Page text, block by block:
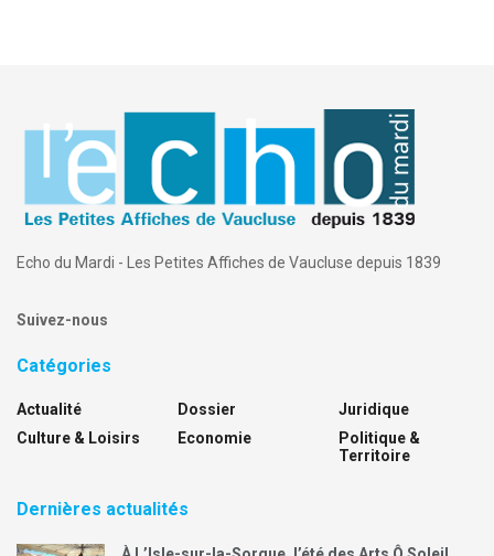
Echo du Mardi - Les Petites Affiches de Vaucluse depuis 1839
Suivez-nous
Catégories
Actualité
Culture & Loisirs
Dossier
Economie
Juridique
Politique &
Territoire
Dernières actualités